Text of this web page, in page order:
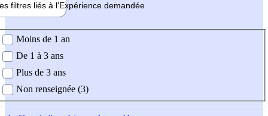
filtres liés à l'Expérience demandée
demandée
Moins de 1 an
De 1 à 3 ans
Plus de 3 ans
Non renseignée (3)